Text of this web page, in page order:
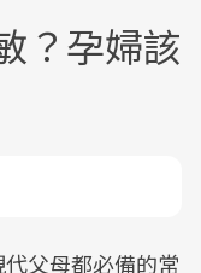
？孕婦該
父母都必備的常